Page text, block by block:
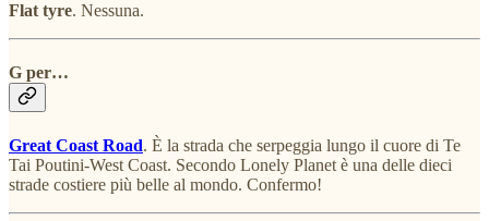
Flat tyre. Nessuna.
G per…
Great Coast Road. È la strada che serpeggia lungo il cuore di Te
Tai Poutini-West Coast. Secondo Lonely Planet è una delle dieci
strade costiere più belle al mondo. Confermo!